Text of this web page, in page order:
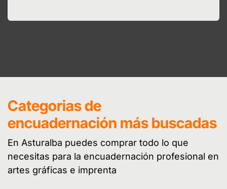
Categorias de
encuadernación más buscadas
En Asturalba puedes comprar todo lo que
necesitas para la encuadernación profesional en
artes gráficas e imprenta